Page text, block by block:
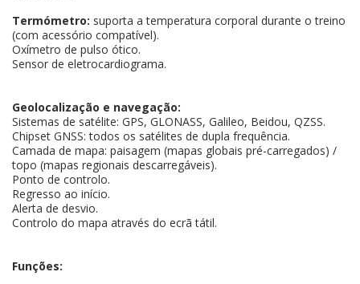
Termómetro: suporta a temperatura corporal durante o treino
(com acessório compatível).
Oxímetro de pulso ótico.
Sensor de eletrocardiograma.
Geolocalização e navegação:
Sistemas de satélite: GPS, GLONASS, Galileo, Beidou, QZSS.
Chipset GNSS: todos os satélites de dupla frequência.
Camada de mapa: paisagem (mapas globais pré-carregados) /
topo (mapas regionais descarregáveis).
Ponto de controlo.
Regresso ao início.
Alerta de desvio.
Controlo do mapa através do ecrã tátil.
Funções: